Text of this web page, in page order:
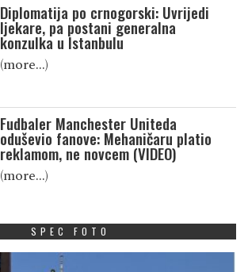
Diplomatija po crnogorski: Uvrijedi
ljekare, pa postani generalna
konzulka u Istanbulu
(more…)
Fudbaler Manchester Uniteda
oduševio fanove: Mehaničaru platio
reklamom, ne novcem (VIDEO)
(more…)
SPEC FOTO